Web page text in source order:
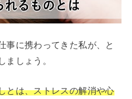
事に携わってきた私が、と
しょう。
とは、ストレスの解消や心